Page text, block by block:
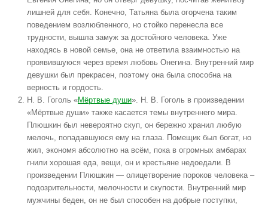
лишней для себя. Конечно, Татьяна была огорчена таким
поведением возлюбленного, но стойко перенесла все
трудности, вышла замуж за достойного человека. Уже
находясь в новой семье, она не ответила взаимностью на
проявившуюся через время любовь Онегина. Внутренний мир
девушки был прекрасен, поэтому она была способна на
верность и гордость.
Н. В. Гоголь «Мёртвые души». Н. В. Гоголь в произведении
«Мёртвые души» также касается темы внутреннего мира.
Плюшкин был невероятно скуп, он бережно хранил любую
мелочь, попадавшуюся ему на глаза. Помещик был богат, но
жил, экономя абсолютно на всём, пока в огромных амбарах
гнили хорошая еда, вещи, он и крестьяне недоедали. В
произведении Плюшкин — олицетворение пороков человека –
подозрительности, мелочности и скупости. Внутренний мир
мужчины беден, он не был способен на добрые поступки,